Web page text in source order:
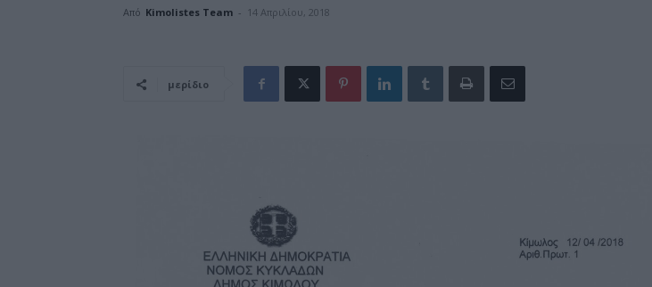
Από Kimolistes Team - 14 Απριλίου, 2018
μερίδιο